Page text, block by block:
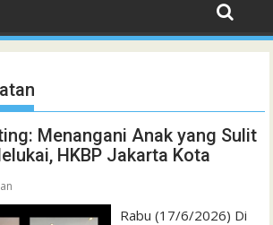
Menangani Anak yang Sulit
HKBP Jakarta Kota
Rabu (17/6/2026) Di